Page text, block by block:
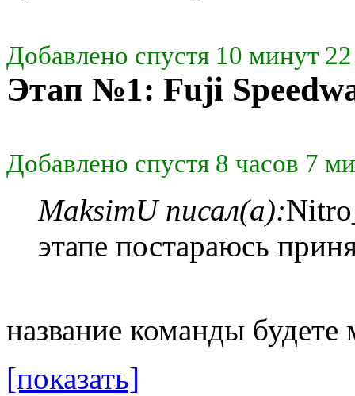
Добавлено спустя 10 минут
Этап №1: Fuji
Добавлено спустя 8 часов 7
MaksimU писал(а):
этапе постараюсь
название команды будете
[показать]